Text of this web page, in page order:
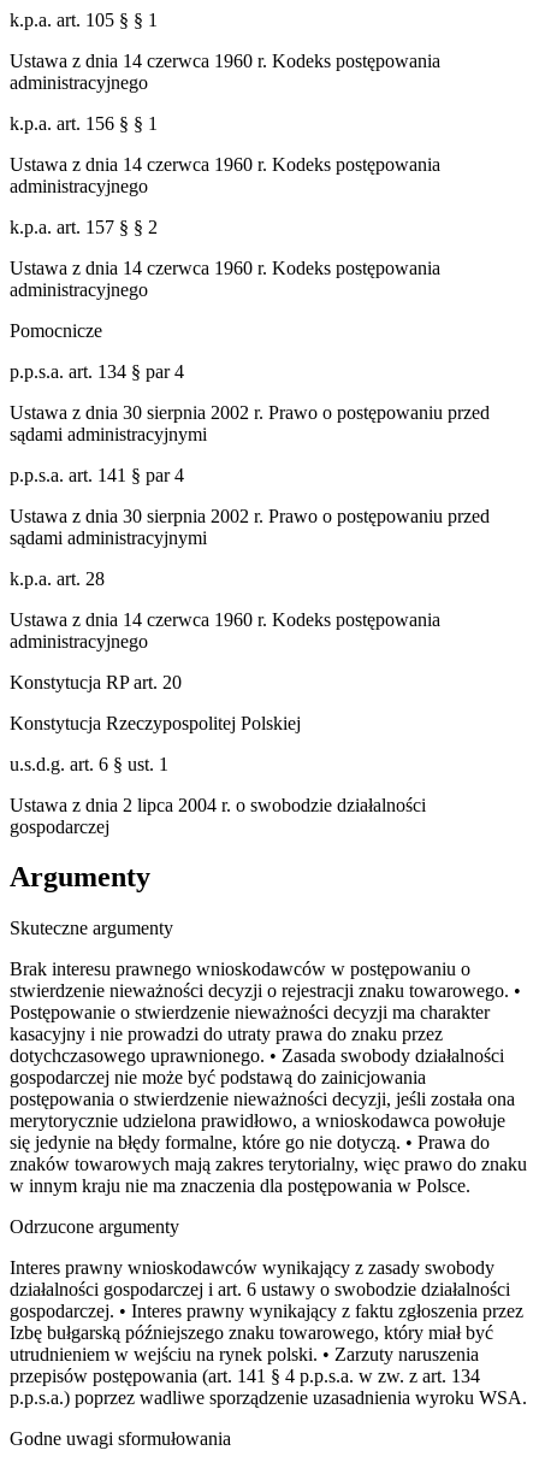
k.p.a. art. 105 § § 1
Ustawa z dnia 14 czerwca 1960 r. Kodeks postępowania
administracyjnego
k.p.a. art. 156 § § 1
Ustawa z dnia 14 czerwca 1960 r. Kodeks postępowania
administracyjnego
k.p.a. art. 157 § § 2
Ustawa z dnia 14 czerwca 1960 r. Kodeks postępowania
administracyjnego
Pomocnicze
p.p.s.a. art. 134 § par 4
Ustawa z dnia 30 sierpnia 2002 r. Prawo o postępowaniu przed
sądami administracyjnymi
p.p.s.a. art. 141 § par 4
Ustawa z dnia 30 sierpnia 2002 r. Prawo o postępowaniu przed
sądami administracyjnymi
k.p.a. art. 28
Ustawa z dnia 14 czerwca 1960 r. Kodeks postępowania
administracyjnego
Konstytucja RP art. 20
Konstytucja Rzeczypospolitej Polskiej
u.s.d.g. art. 6 § ust. 1
Ustawa z dnia 2 lipca 2004 r. o swobodzie działalności
gospodarczej
Argumenty
Skuteczne argumenty
Brak interesu prawnego wnioskodawców w postępowaniu o
stwierdzenie nieważności decyzji o rejestracji znaku towarowego. •
Postępowanie o stwierdzenie nieważności decyzji ma charakter
kasacyjny i nie prowadzi do utraty prawa do znaku przez
dotychczasowego uprawnionego. • Zasada swobody działalności
gospodarczej nie może być podstawą do zainicjowania
postępowania o stwierdzenie nieważności decyzji, jeśli została ona
merytorycznie udzielona prawidłowo, a wnioskodawca powołuje
się jedynie na błędy formalne, które go nie dotyczą. • Prawa do
znaków towarowych mają zakres terytorialny, więc prawo do znaku
w innym kraju nie ma znaczenia dla postępowania w Polsce.
Odrzucone argumenty
Interes prawny wnioskodawców wynikający z zasady swobody
działalności gospodarczej i art. 6 ustawy o swobodzie działalności
gospodarczej. • Interes prawny wynikający z faktu zgłoszenia przez
Izbę bułgarską późniejszego znaku towarowego, który miał być
utrudnieniem w wejściu na rynek polski. • Zarzuty naruszenia
przepisów postępowania (art. 141 § 4 p.p.s.a. w zw. z art. 134
p.p.s.a.) poprzez wadliwe sporządzenie uzasadnienia wyroku WSA.
Godne uwagi sformułowania